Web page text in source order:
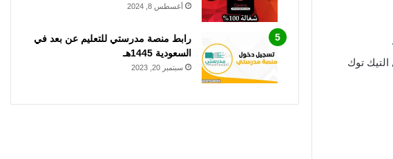
توك
أغسطس 8, 2024
رابط منصة مدرستي للتعليم عن بعد في
السعودية 1445هـ
سبتمبر 20, 2023